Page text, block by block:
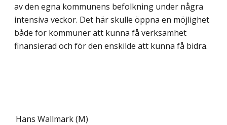
av den egna kommunens befolkning under några
intensiva veckor. Det här skulle öppna en möjlighet
både för kommuner att kunna få verksamhet
finansierad och för den enskilde att kunna få bidra.
Hans Wallmark (M)